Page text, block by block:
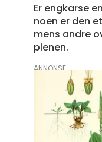
Er engkarse
noen er den
mens andre
plenen.
ANNONSE